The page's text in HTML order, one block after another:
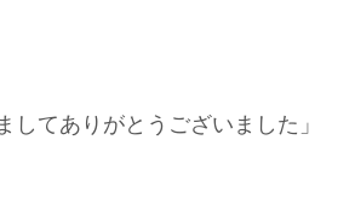
てありがとうございました」